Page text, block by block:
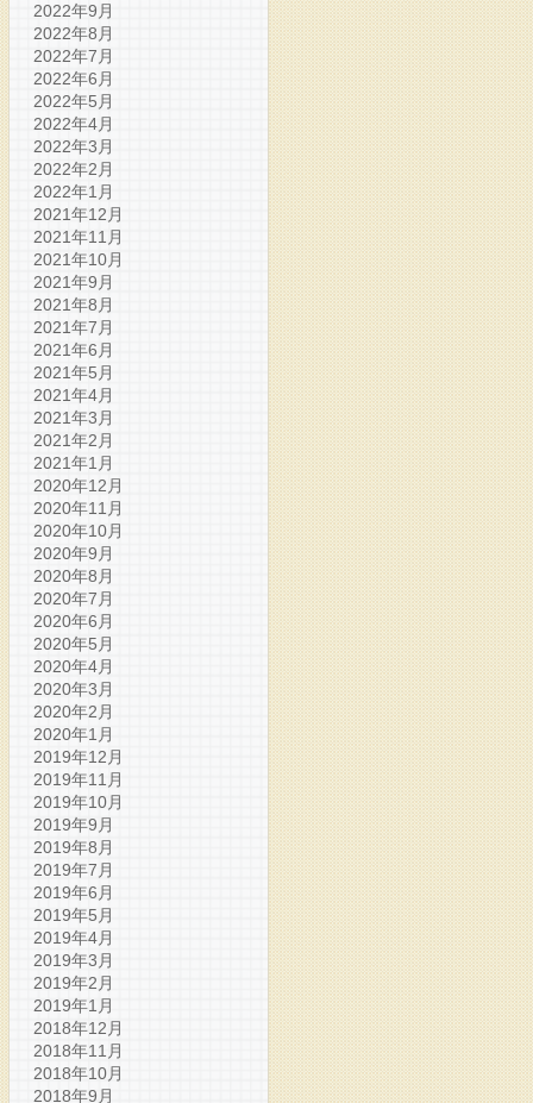
2022年9月
2022年8月
2022年7月
2022年6月
2022年5月
2022年4月
2022年3月
2022年2月
2022年1月
2021年12月
2021年11月
2021年10月
2021年9月
2021年8月
2021年7月
2021年6月
2021年5月
2021年4月
2021年3月
2021年2月
2021年1月
2020年12月
2020年11月
2020年10月
2020年9月
2020年8月
2020年7月
2020年6月
2020年5月
2020年4月
2020年3月
2020年2月
2020年1月
2019年12月
2019年11月
2019年10月
2019年9月
2019年8月
2019年7月
2019年6月
2019年5月
2019年4月
2019年3月
2019年2月
2019年1月
2018年12月
2018年11月
2018年10月
2018年9月